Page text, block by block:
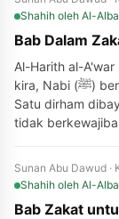
Shahih oleh Al-
Bab Dalam
Al-Harith al-
kira, Nabi (ﷺ) berkata: "Bayarlah seperempat dari sepuluh.
Satu dirham
tidak
Sunan Abu Dawud ·
Shahih oleh Al-
Bab Zakat